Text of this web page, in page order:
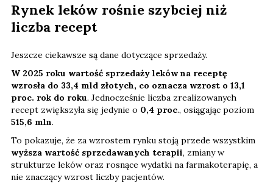
Rynek leków rośnie szybciej niż
liczba recept
Jeszcze ciekawsze są dane dotyczące sprzedaży.
W 2025 roku wartość sprzedaży leków na receptę
wzrosła do 33,4 mld złotych, co oznacza wzrost o 13,1
proc. rok do roku. Jednocześnie liczba zrealizowanych
recept zwiększyła się jedynie o 0,4 proc., osiągając poziom
515,6 mln.
To pokazuje, że za wzrostem rynku stoją przede wszystkim
wyższa wartość sprzedawanych terapii, zmiany w
strukturze leków oraz rosnące wydatki na farmakoterapię, a
nie znaczący wzrost liczby pacjentów.